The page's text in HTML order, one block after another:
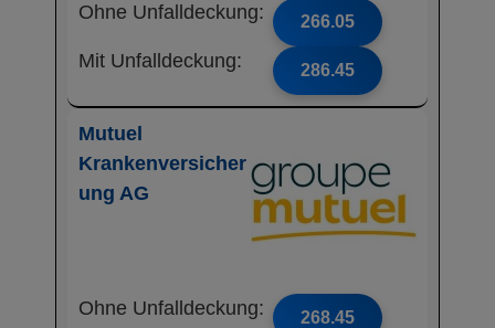
Ohne Unfalldeckung: 266.05
Mit Unfalldeckung: 286.45
Mutuel
Krankenversicher
ung AG
Ohne Unfalldeckung: 268.45